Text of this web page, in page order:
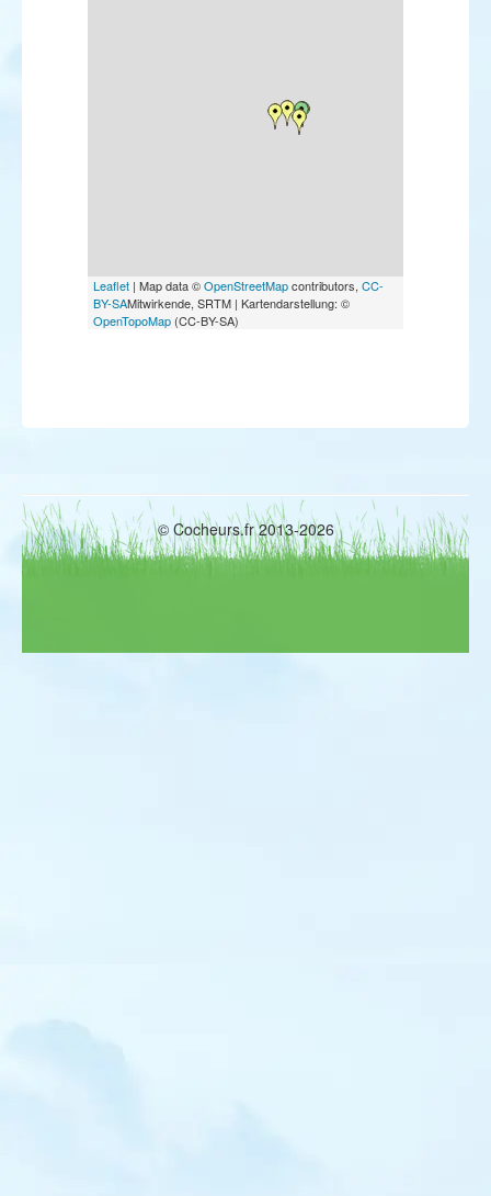
Leaflet | Map data ©OpenStreetMapcontributors, CC-
BY-SAMitwirkende, SRTM | Kartendarstellung: ©
OpenTopoMap (CC-BY-SA)
© Cocheurs.fr 2013-2026